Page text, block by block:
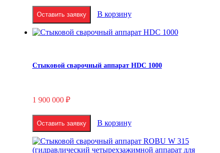
Оставить заявку В корзину
Стыковой сварочный аппарат HDC 1000
1 900 000 ₽
Оставить заявку В корзину